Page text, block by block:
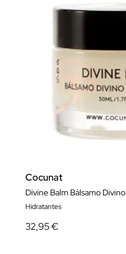
Cocunat
Divine Balm Bálsamo Divino
Hidratantes
32,95 €